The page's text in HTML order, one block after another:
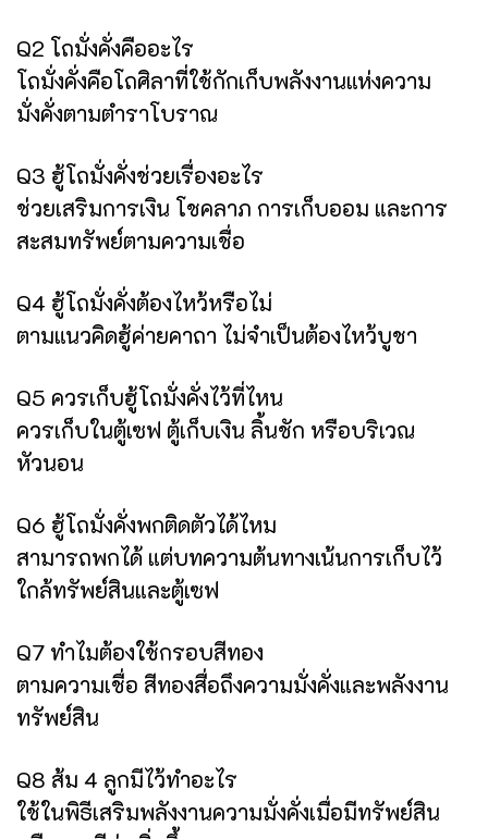
Q2 โถมั่งคั่งคืออะไร
โถมั่งคั่งคือโถศิลาที่ใช้กักเก็บพลังงานแห่งความ
มั่งคั่งตามตำราโบราณ
Q3 ฮู้โถมั่งคั่งช่วยเรื่องอะไร
ช่วยเสริมการเงิน โชคลาภ การเก็บออม และการ
สะสมทรัพย์ตามความเชื่อ
Q4 ฮู้โถมั่งคั่งต้องไหว้หรือไม่
ตามแนวคิดฮู้ค่ายคาถา ไม่จำเป็นต้องไหว้บูชา
Q5 ควรเก็บฮู้โถมั่งคั่งไว้ที่ไหน
ควรเก็บในตู้เซฟ ตู้เก็บเงิน ลิ้นชัก หรือบริเวณ
หัวนอน
Q6 ฮู้โถมั่งคั่งพกติดตัวได้ไหม
สามารถพกได้ แต่บทความต้นทางเน้นการเก็บไว้
ใกล้ทรัพย์สินและตู้เซฟ
Q7 ทำไมต้องใช้กรอบสีทอง
ตามความเชื่อ สีทองสื่อถึงความมั่งคั่งและพลังงาน
ทรัพย์สิน
Q8 ส้ม 4 ลูกมีไว้ทำอะไร
ใช้ในพิธีเสริมพลังงานความมั่งคั่งเมื่อมีทรัพย์สิน